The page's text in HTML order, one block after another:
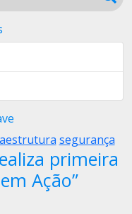
segurança
primeira
Ação”